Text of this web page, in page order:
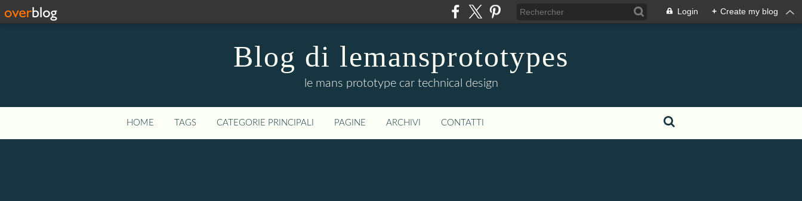
Login + Create my blog
Blog di lemansprototypes
le mans prototype car technical design
HOME TAGS CATEGORIE PRINCIPALI PAGINE ARCHIVI CONTATTI